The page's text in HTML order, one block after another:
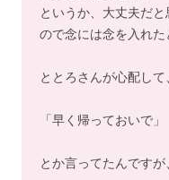
というか、大丈夫だ
ので念には念を入れた
ととろさんが心配して、
「早く帰っておいで」
とか言ってたんですが